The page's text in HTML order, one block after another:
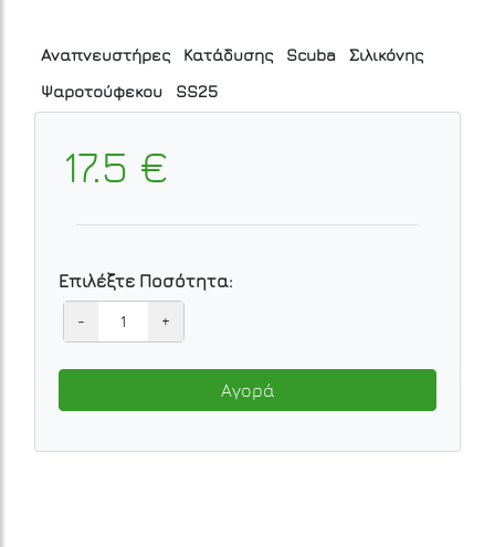
Αναπνευστήρες Κατάδυσης Scuba
Σιλικόνης
Ψαροτούφεκου
SS25
17.5 €
Επιλέξτε Ποσότητα:
- +
Αγορά